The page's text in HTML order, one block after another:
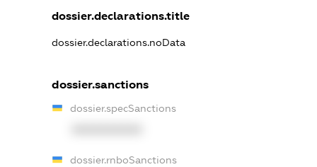
dossier.declarations.title
dossier.declarations.noData
dossier.sanctions
dossier.specSanctions
dossier.rnboSanctions